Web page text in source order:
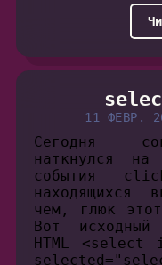
11 ФЕВР.
Сегодня
наткнулся
события
находящихся
чем, глюк
Вот
HTML